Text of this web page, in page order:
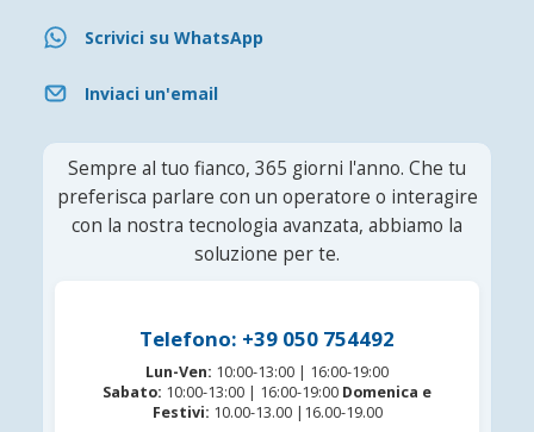
Scrivici su WhatsApp
Inviaci un'email
Sempre al tuo fianco, 365 giorni l'anno. Che tu
preferisca parlare con un operatore o interagire
con la nostra tecnologia avanzata, abbiamo la
soluzione per te.
Telefono: +39 050 754492
Lun-Ven: 10:00-13:00 | 16:00-19:00
Sabato: 10:00-13:00 | 16:00-19:00 Domenica e
Festivi: 10.00-13.00 |16.00-19.00